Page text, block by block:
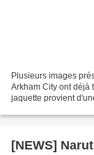
Plusieurs images
Arkham City ont déjà
jaquette provient
[NEWS]